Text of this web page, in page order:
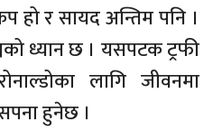
हो र सायद अन्तिम पनि ।
ध्यान छ । यसपटक ट्रफी
लागि जीवनमा
हुनेछ ।